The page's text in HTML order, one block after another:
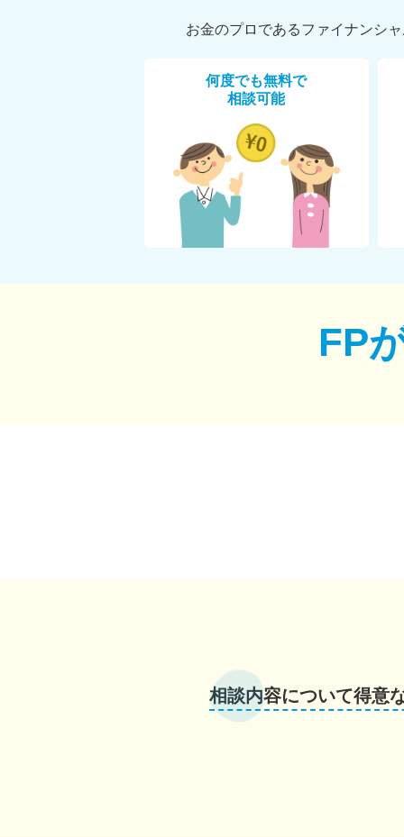
お金のプロであるファイナンシ
何度でも無料で
相談可能
FP
相談内容について得意